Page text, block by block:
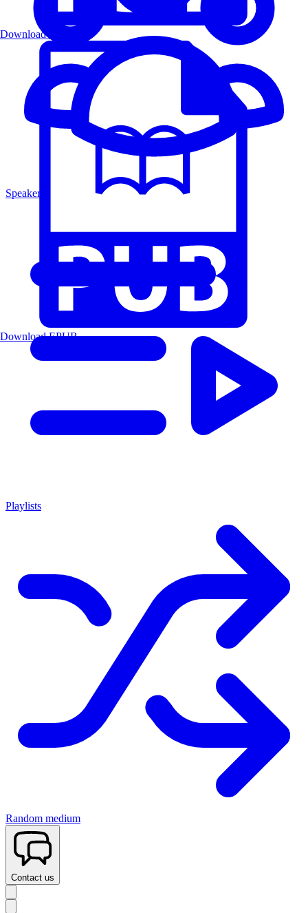
Speakers
Playlists
Random medium
Contact us
Download PDF
Download EPUB